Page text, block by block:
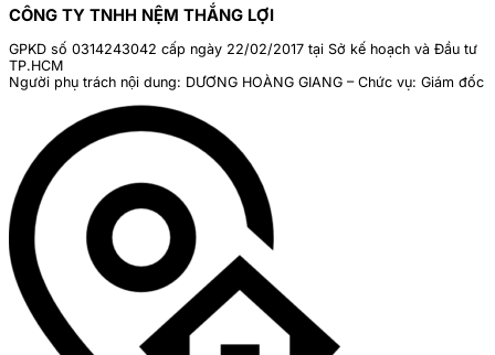
CÔNG TY TNHH NỆM THẮNG LỢI
GPKD số 0314243042 cấp ngày 22/02/2017 tại Sở kế hoạch và Đầu tư
TP.HCM
Người phụ trách nội dung: DƯƠNG HOÀNG GIANG – Chức vụ: Giám đốc